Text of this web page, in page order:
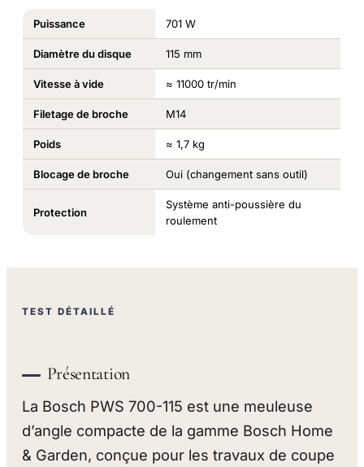
Puissance 701 W
Diamètre du disque 115 mm
Vitesse à vide ≈ 11000 tr/min
Filetage de broche M14
Poids ≈ 1,7 kg
Blocage de broche Oui (changement sans outil)
Protection
Système anti-poussière du
roulement
TEST DÉTAILLÉ
Présentation
La Bosch PWS 700-115 est une meuleuse
d’angle compacte de la gamme Bosch Home
& Garden, conçue pour les travaux de coupe